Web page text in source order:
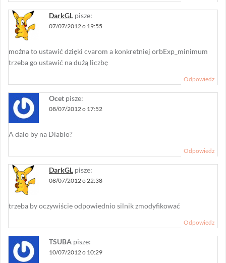
DarkGL pisze:
07/07/2012 o 19:55
można to ustawić dzięki cvarom a konkretniej orbExp_minimum
trzeba go ustawić na dużą liczbę
Odpowiedz
Ocet pisze:
08/07/2012 o 17:52
A dalo by na Diablo?
Odpowiedz
DarkGL pisze:
08/07/2012 o 22:38
trzeba by oczywiście odpowiednio silnik zmodyfikować
Odpowiedz
TSUBA pisze:
10/07/2012 o 10:29